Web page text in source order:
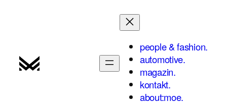
people & fashion.
automotive.
magazin.
kontakt.
about:moe.